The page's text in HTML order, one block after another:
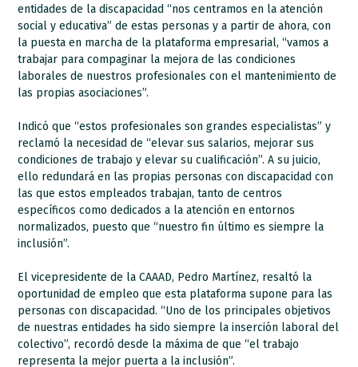
entidades de la discapacidad “nos centramos en la atención
social y educativa” de estas personas y a partir de ahora, con
la puesta en marcha de la plataforma empresarial, “vamos a
trabajar para compaginar la mejora de las condiciones
laborales de nuestros profesionales con el mantenimiento de
las propias asociaciones”.
Indicó que “estos profesionales son grandes especialistas” y
reclamó la necesidad de “elevar sus salarios, mejorar sus
condiciones de trabajo y elevar su cualificación”. A su juicio,
ello redundará en las propias personas con discapacidad con
las que estos empleados trabajan, tanto de centros
específicos como dedicados a la atención en entornos
normalizados, puesto que “nuestro fin último es siempre la
inclusión”.
El vicepresidente de la CAAAD, Pedro Martínez, resaltó la
oportunidad de empleo que esta plataforma supone para las
personas con discapacidad. “Uno de los principales objetivos
de nuestras entidades ha sido siempre la inserción laboral del
colectivo”, recordó desde la máxima de que “el trabajo
representa la mejor puerta a la inclusión”.